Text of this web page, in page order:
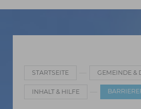
STARTSEITE GEMEINDE &
INHALT & HILFE